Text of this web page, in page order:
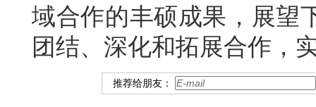
域合作的丰硕成果，展望
团结、深化和拓展合作，
推荐给朋友：